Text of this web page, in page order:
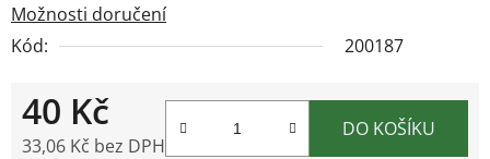
Možnosti doručení
Kód:
200187
40 Kč
33,06 Kč bez DPH
DO KOŠÍKU